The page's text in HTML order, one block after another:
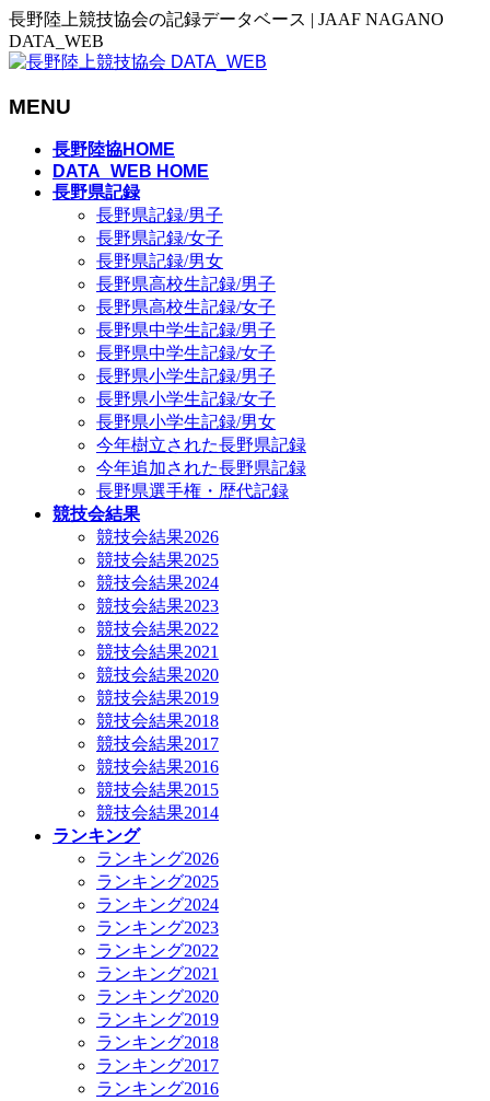
長野陸上競技協会の記録データベース | JAAF NAGANO
DATA_WEB
MENU
長野陸協HOME
DATA_WEB HOME
長野県記録
長野県記録/男子
長野県記録/女子
長野県記録/男女
長野県高校生記録/男子
長野県高校生記録/女子
長野県中学生記録/男子
長野県中学生記録/女子
長野県小学生記録/男子
長野県小学生記録/女子
長野県小学生記録/男女
今年樹立された長野県記録
今年追加された長野県記録
長野県選手権・歴代記録
競技会結果
競技会結果2026
競技会結果2025
競技会結果2024
競技会結果2023
競技会結果2022
競技会結果2021
競技会結果2020
競技会結果2019
競技会結果2018
競技会結果2017
競技会結果2016
競技会結果2015
競技会結果2014
ランキング
ランキング2026
ランキング2025
ランキング2024
ランキング2023
ランキング2022
ランキング2021
ランキング2020
ランキング2019
ランキング2018
ランキング2017
ランキング2016